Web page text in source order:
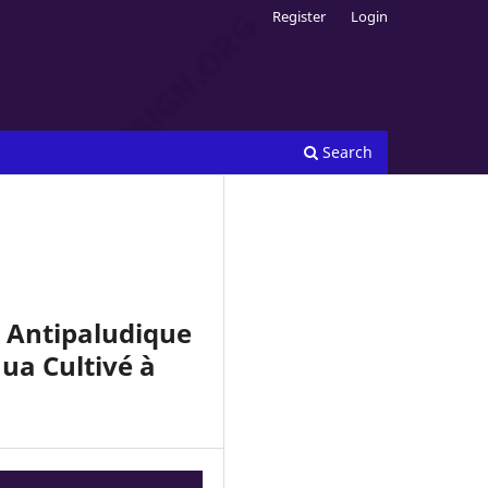
Search
Register Login
Antipaludique
Cultivé à